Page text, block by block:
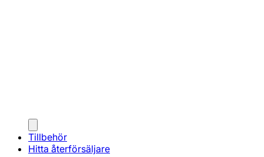
Tillbehör
Hitta återförsäljare